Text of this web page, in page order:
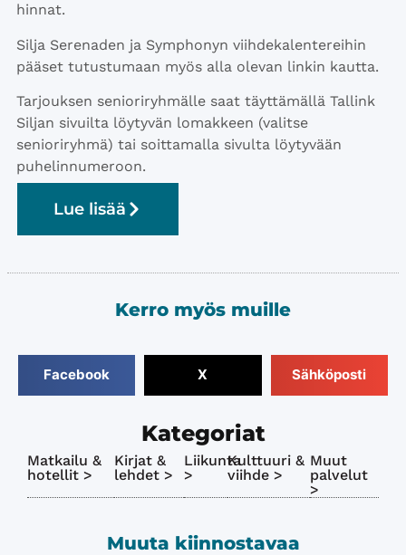
hinnat.
Silja Serenaden ja Symphonyn viihdekalentereihin
pääset tutustumaan myös alla olevan linkin kautta.
Tarjouksen senioriryhmälle saat täyttämällä Tallink
Siljan sivuilta löytyvän lomakkeen (valitse
senioriryhmä) tai soittamalla sivulta löytyvään
puhelinnumeroon.
Lue lisää
Kerro myös muille
Facebook X Sähköposti
Kategoriat
Matkailu &
hotellit >
Kirjat &
lehdet >
Liikunta
>
Kulttuuri &
viihde >
Muut
palvelut
>
Muuta kiinnostavaa